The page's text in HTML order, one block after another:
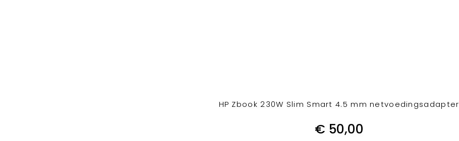
HP Zbook 230W Slim Smart 4.5 mm netvoedingsadapter
€ 50,00